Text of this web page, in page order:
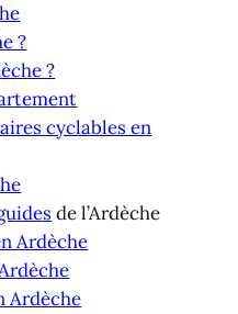
?
?
cyclables en
de l’Ardèche
Ardèche
Ardèche